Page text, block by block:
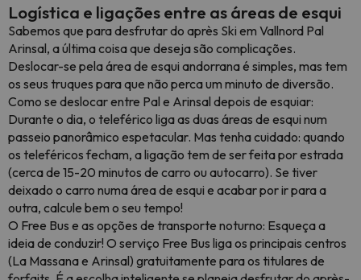
Logística e ligações entre as áreas de esqui
Sabemos que para desfrutar do après Ski em Vallnord Pal
Arinsal, a última coisa que deseja são complicações.
Deslocar-se pela área de esqui andorrana é simples, mas tem
os seus truques para que não perca um minuto de diversão.
Como se deslocar entre Pal e Arinsal depois de esquiar:
Durante o dia, o teleférico liga as duas áreas de esqui num
passeio panorâmico espetacular. Mas tenha cuidado: quando
os teleféricos fecham, a ligação tem de ser feita por estrada
(cerca de 15-20 minutos de carro ou autocarro). Se tiver
deixado o carro numa área de esqui e acabar por ir para a
outra, calcule bem o seu tempo!
O Free Bus e as opções de transporte noturno: Esqueça a
ideia de conduzir! O serviço Free Bus liga os principais centros
(La Massana e Arinsal) gratuitamente para os titulares de